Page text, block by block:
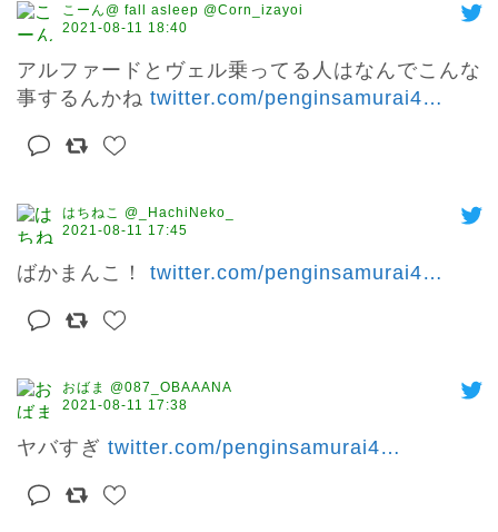
こーん@ fall asleep @Corn_izayoi
2021-08-11 18:40
アルファードとヴェル乗ってる人はなんでこんな
事するんかね twitter.com/penginsamurai4…
はちねこ @_HachiNeko_
2021-08-11 17:45
ばかまんこ！ twitter.com/penginsamurai4…
おばま @087_OBAAANA
2021-08-11 17:38
ヤバすぎ twitter.com/penginsamurai4…